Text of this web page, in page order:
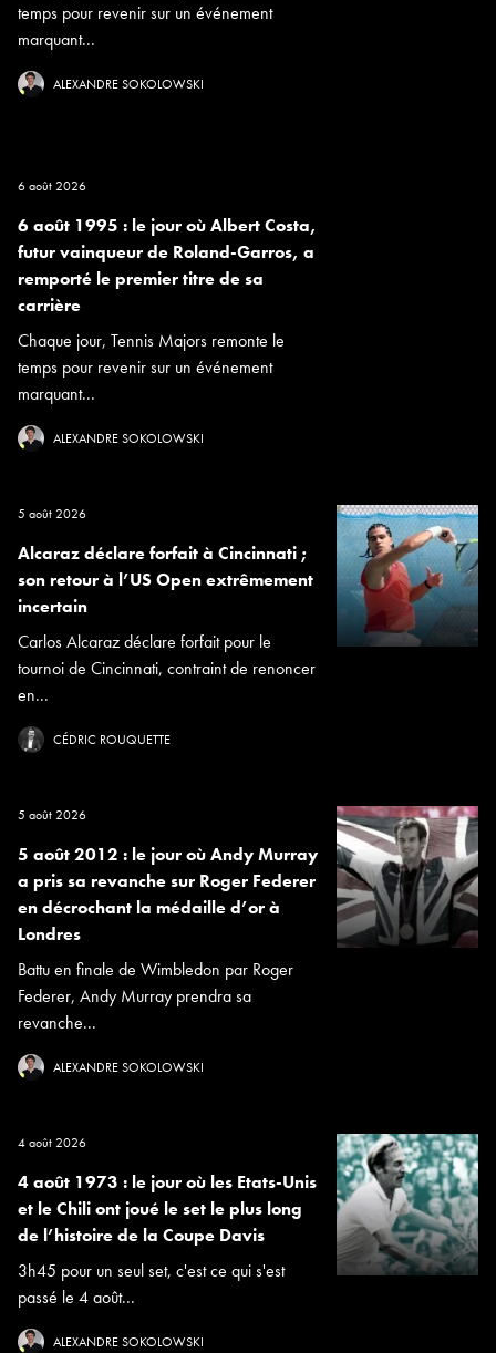
temps pour revenir sur un événement
marquant...
ALEXANDRE SOKOLOWSKI
6 août 2026
6 août 1995 : le jour où Albert Costa,
futur vainqueur de Roland-Garros, a
remporté le premier titre de sa
carrière
Chaque jour, Tennis Majors remonte le
temps pour revenir sur un événement
marquant...
ALEXANDRE SOKOLOWSKI
5 août 2026
Alcaraz déclare forfait à Cincinnati ;
son retour à l’US Open extrêmement
incertain
Carlos Alcaraz déclare forfait pour le
tournoi de Cincinnati, contraint de renoncer
en...
CÉDRIC ROUQUETTE
5 août 2026
5 août 2012 : le jour où Andy Murray
a pris sa revanche sur Roger Federer
en décrochant la médaille d’or à
Londres
Battu en finale de Wimbledon par Roger
Federer, Andy Murray prendra sa
revanche...
ALEXANDRE SOKOLOWSKI
4 août 2026
4 août 1973 : le jour où les Etats-Unis
et le Chili ont joué le set le plus long
de l’histoire de la Coupe Davis
3h45 pour un seul set, c'est ce qui s'est
passé le 4 août...
ALEXANDRE SOKOLOWSKI